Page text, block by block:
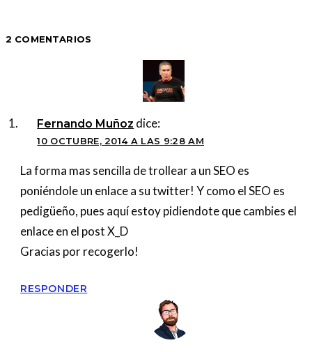
2 COMENTARIOS
Fernando Muñoz dice:
10 OCTUBRE, 2014 A LAS 9:28 AM
La forma mas sencilla de trollear a un SEO es
poniéndole un enlace a su twitter! Y como el SEO es
pedigüeño, pues aquí estoy pidiendote que cambies el
enlace en el post X_D
Gracias por recogerlo!
RESPONDER